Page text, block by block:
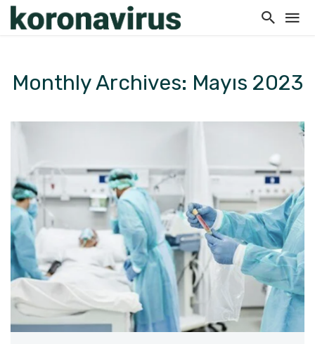
Monthly Archives: Mayıs 2023